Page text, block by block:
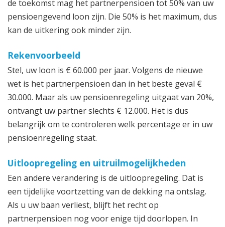
de toekomst mag het partnerpensioen tot 50% van uw
pensioengevend loon zijn. Die 50% is het maximum, dus
kan de uitkering ook minder zijn.
Rekenvoorbeeld
Stel, uw loon is € 60.000 per jaar. Volgens de nieuwe
wet is het partnerpensioen dan in het beste geval €
30.000. Maar als uw pensioenregeling uitgaat van 20%,
ontvangt uw partner slechts € 12.000. Het is dus
belangrijk om te controleren welk percentage er in uw
pensioenregeling staat.
Uitloopregeling en uitruilmogelijkheden
Een andere verandering is de uitloopregeling. Dat is
een tijdelijke voortzetting van de dekking na ontslag.
Als u uw baan verliest, blijft het recht op
partnerpensioen nog voor enige tijd doorlopen. In